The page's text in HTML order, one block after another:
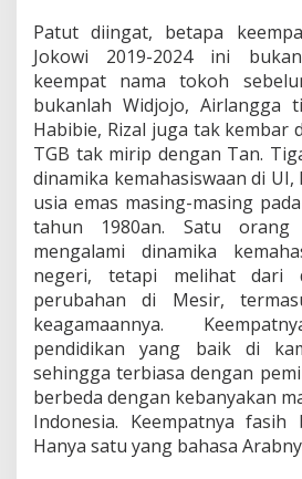
Patut diingat, betapa
Jokowi 2019-2024 ini
keempat nama tokoh
bukanlah Widjojo, Airlangga
Habibie, Rizal juga tak kembar
TGB tak mirip dengan Tan.
dinamika kemahasiswaan di UI,
usia emas masing-masing
tahun 1980an. Satu
mengalami dinamika
negeri, tetapi melihat dari
perubahan di Mesir,
keagamaannya.
pendidikan yang baik di
sehingga terbiasa dengan
berbeda dengan kebanyakan
Indonesia. Keempatnya fasih
Hanya satu yang bahasa